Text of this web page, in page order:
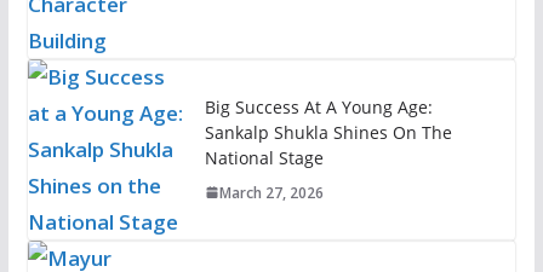
Big Success At A Young Age:
Sankalp Shukla Shines On The
National Stage
March 27, 2026